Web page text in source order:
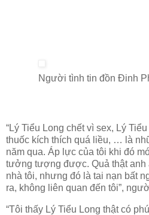
Người tình tin đồn Đinh
“Lý Tiểu Long chết vì sex, Lý
thuốc kích thích quá liều, … là
năm qua. Áp lực của tôi khi đó
tưởng tượng được. Quả thật anh
nhà tôi, nhưng đó là tai nạn bất
ra, không liên quan đến tôi”,
“Tôi thấy Lý Tiểu Long thật có